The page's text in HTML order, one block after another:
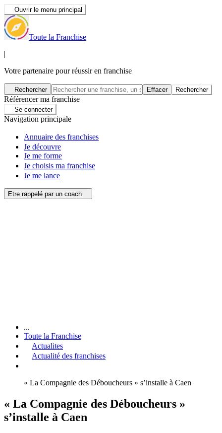
Ouvrir le menu principal
Toute la Franchise
|
Votre partenaire pour réussir en franchise
Rechercher Effacer Rechercher
Référencer ma franchise
Se connecter
Navigation principale
Annuaire des franchises
Je découvre
Je me forme
Je choisis ma franchise
Je me lance
Etre rappelé par un coach
...
Toute la Franchise
Actualites
Actualité des franchises
« La Compagnie des Déboucheurs » s’installe à Caen
« La Compagnie des Déboucheurs »
s’installe à Caen